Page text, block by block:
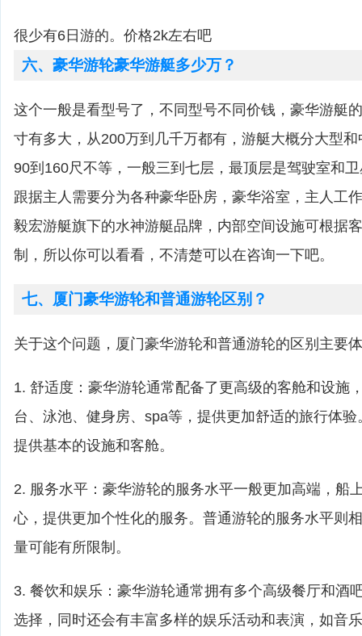
很少有6日游的。价格2k左右吧
六、豪华游轮豪华游艇多少万？
这个一般是看型号了，不同型号不同价钱，豪华游艇
寸有多大，从200万到几千万都有，游艇大概分大型
90到160尺不等，一般三到七层，最顶层是驾驶室和
跟据主人需要分为各种豪华卧房，豪华浴室，主人工
毅宏游艇旗下的水神游艇品牌，内部空间设施可根据
制，所以你可以看看，不清楚可以在咨询一下吧。
七、厦门豪华游轮和普通游轮区别？
关于这个问题，厦门豪华游轮和普通游轮的区别主要
1. 舒适度：豪华游轮通常配备了更高级的客舱和设施
台、泳池、健身房、spa等，提供更加舒适的旅行体
提供基本的设施和客舱。
2. 服务水平：豪华游轮的服务水平一般更加高端，船
心，提供更加个性化的服务。普通游轮的服务水平则
量可能有所限制。
3. 餐饮和娱乐：豪华游轮通常拥有多个高级餐厅和酒
选择，同时还会有丰富多样的娱乐活动和表演，如音